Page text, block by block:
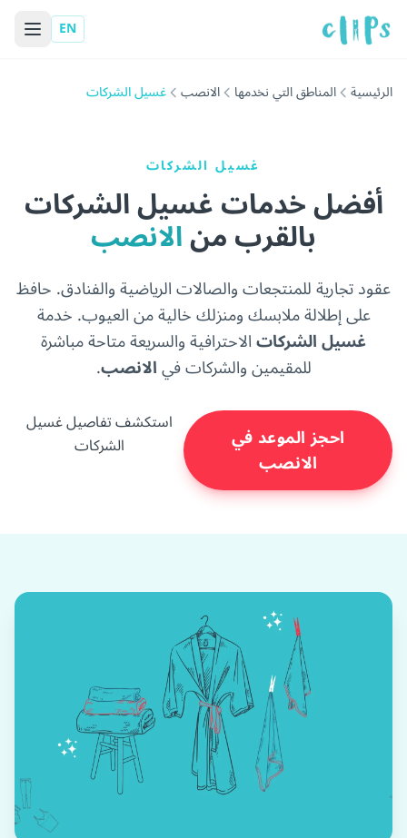
EN
الرئيسية المناطق التي نخدمها الانصب غسيل الشركات
غسيل الشركات
أفضل خدمات غسيل الشركات
بالقرب منالانصب
عقود تجارية للمنتجعات والصالات الرياضية والفنادق. حافظ
على إطلالة ملابسك ومنزلك خالية من العيوب. خدمة
غسيل الشركاتالاحترافية والسريعة متاحة مباشرة
للمقيمين والشركات فيالانصب.
احجز الموعد في
الانصب
استكشف تفاصيل غسيل
الشركات